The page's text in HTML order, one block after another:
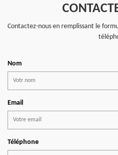
Contactez-nous en remplissant le
Nom
Email
Téléphone